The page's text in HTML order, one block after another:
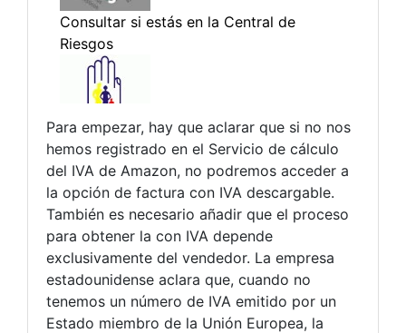
Para empezar, hay que aclarar que si no nos
hemos registrado en el Servicio de cálculo
del IVA de Amazon, no podremos acceder a
la opción de factura con IVA descargable.
También es necesario añadir que el proceso
para obtener la con IVA depende
exclusivamente del vendedor. La empresa
estadounidense aclara que, cuando no
tenemos un número de IVA emitido por un
Estado miembro de la Unión Europea, la